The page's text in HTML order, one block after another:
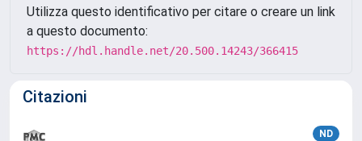
Utilizza questo identificativo per citare o creare un link
a questo documento:
https://hdl.handle.net/20.500.14243/366415
Citazioni
ND